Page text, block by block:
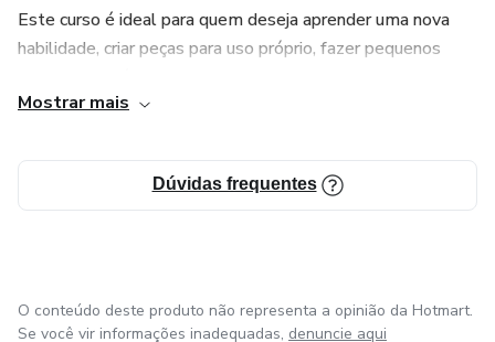
* Pode se transformar em renda
* E principalmente… conecta você com o que é feito à mão,
Este curso é ideal para quem deseja aprender uma nova
habilidade, criar peças para uso próprio, fazer pequenos
renda.
Você aprenderá:
Como preparar e utilizar a máquina de costura;
Tipos de tecidos, linhas e agulhas;
Mostrar mais
Dúvidas frequentes
O conteúdo deste produto não representa a opinião da Hotmart.
Se você vir informações inadequadas, denuncie aqui